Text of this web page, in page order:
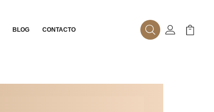
BLOG CONTACTO BuscarMi Cuenta
Mi